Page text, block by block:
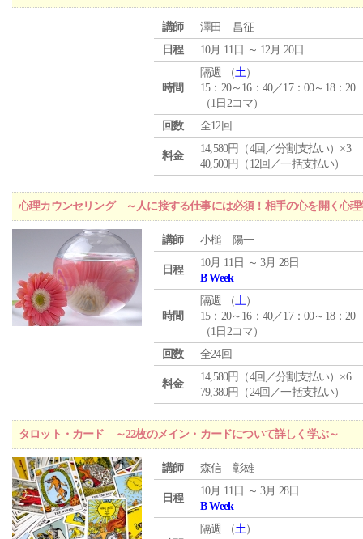
講師
澤田 昌征
日程
10月 11日 ～ 12月 20日
時間
隔週 （土）
15：20～16：40／17：00～18：20
（1日2コマ）
回数
全12回
料金
14,580円（4回／分割支払い）×3
40,500円（12回／一括支払い）
心理カウンセリング ～人に接する仕事には必須！相手の心を開く心理
講師 小槌 陽一
日程
10月 11日 ～ 3月 28日
B Week
時間
隔週 （土）
15：20～16：40／17：00～18：20
（1日2コマ）
回数
全24回
料金
14,580円（4回／分割支払い）×6
79,380円（24回／一括支払い）
タロット・カード ～22枚のメイン・カードについて詳しく学ぶ～
講師 森信 彰雄
日程
10月 11日 ～ 3月 28日
B Week
隔週 （土）